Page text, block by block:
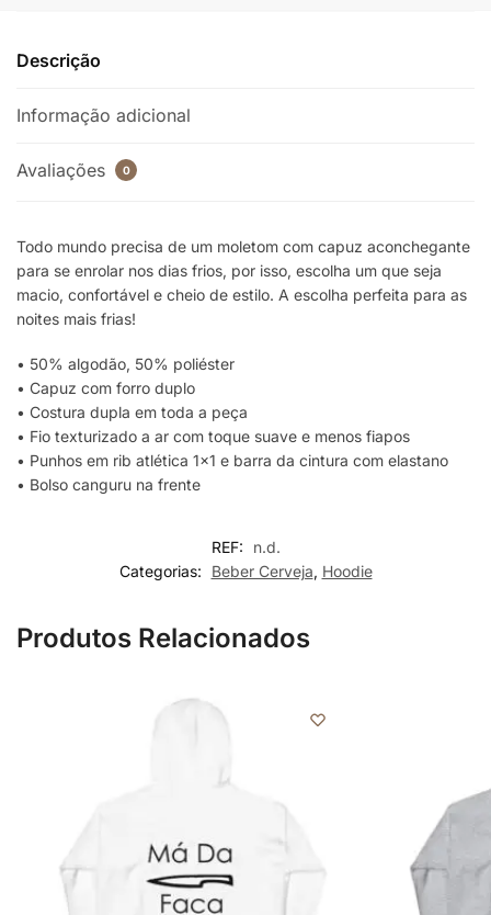
Descrição
Informação adicional
Avaliações 0
Todo mundo precisa de um moletom com capuz aconchegante
para se enrolar nos dias frios, por isso, escolha um que seja
macio, confortável e cheio de estilo. A escolha perfeita para as
noites mais frias!
• 50% algodão, 50% poliéster
• Capuz com forro duplo
• Costura dupla em toda a peça
• Fio texturizado a ar com toque suave e menos fiapos
• Punhos em rib atlética 1×1 e barra da cintura com elastano
• Bolso canguru na frente
REF:
n.d.
Categorias:
Beber Cerveja, Hoodie
Produtos Relacionados